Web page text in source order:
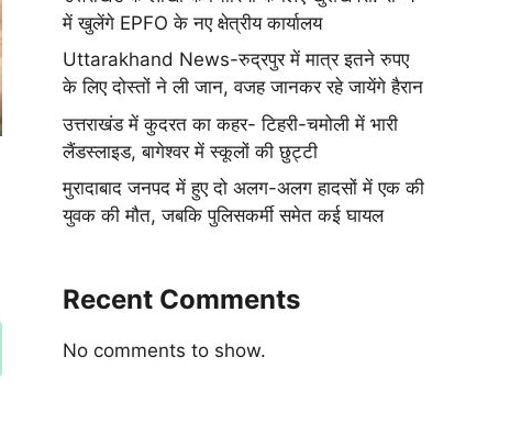
में खुलेंगे EPFO के नए क्षेत्रीय कार्यालय
Uttarakhand News-रुद्रपुर में मात्र इतने रुपए
के लिए दोस्तों ने ली जान, वजह जानकर रहे जायेंगे हैरान
उत्तराखंड में कुदरत का कहर- टिहरी-चमोली में भारी
लैंडस्लाइड, बागेश्वर में स्कूलों की छुट्टी
मुरादाबाद जनपद में हुए दो अलग-अलग हादसों में एक की
युवक की मौत, जबकि पुलिसकर्मी समेत कई घायल
Recent Comments
No comments to show.